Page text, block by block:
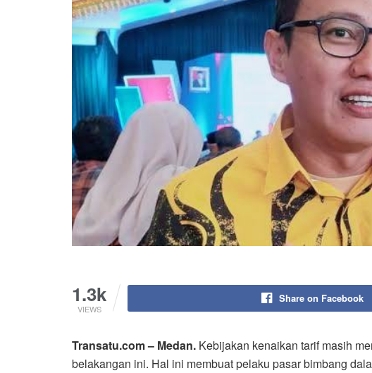
1.3k
VIEWS
Share on Facebook
Transatu.com – Medan. Kebijakan kenaikan tarif masih
belakangan ini. Hal ini membuat pelaku pasar bimbang